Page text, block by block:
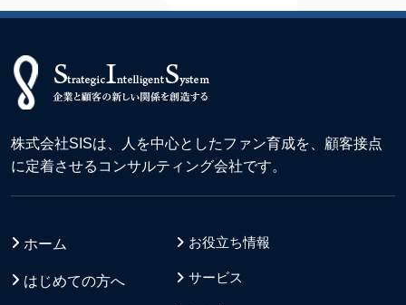
株式会社SISは、人を中心としたファン育成を、顧客接点
に定着させるコンサルティング会社です。
ホーム
はじめての方へ
お役立ち情報
サービス